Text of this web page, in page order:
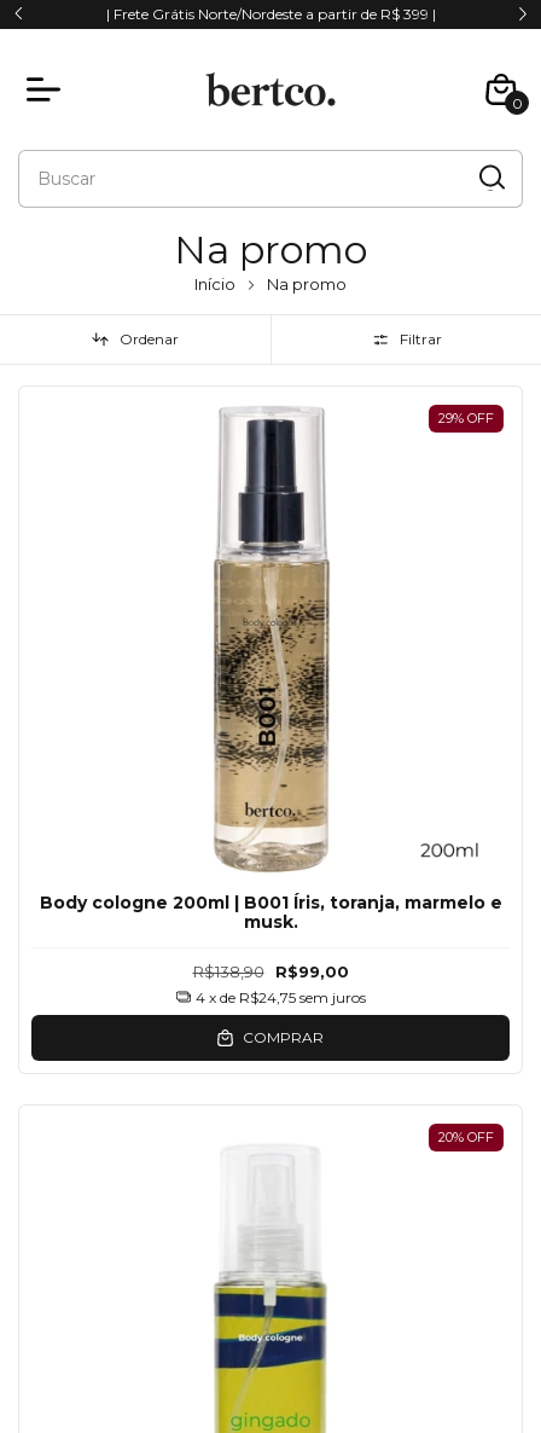
| Frete Grátis Norte/Nordeste a partir de R$ 399 |
0
Na promo
Início Na promo
Ordenar Filtrar
29% OFF
Body cologne 200ml | B001 Íris, toranja, marmelo e
musk.
R$138,90 R$99,00
4 x de R$24,75 sem juros
COMPRAR
20% OFF